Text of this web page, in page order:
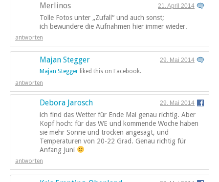
Merlinos 21. April 2014
Tolle Fotos unter „Zufall“ und auch sonst;
ich bewundere die Aufnahmen hier immer wieder.
antworten
Majan Stegger
29. Mai 2014
Majan Stegger liked this on Facebook.
antworten
Debora Jarosch 29. Mai 2014
ich find das Wetter für Ende Mai genau richtig. Aber
Kopf hoch: für das WE und kommende Woche haben
sie mehr Sonne und trocken angesagt, und
Temperaturen von 20-22 Grad. Genau richtig für
Anfang Juni
antworten